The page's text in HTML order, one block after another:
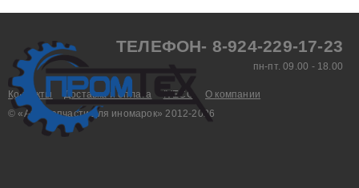
Контакты Доставка и оплата IVECO О компании
ТЕЛЕФОН- 8-924-229-17-23
пн-пт. 09.00 - 18.00
© «Aвтозапчасти для иномарок» 2012-2026